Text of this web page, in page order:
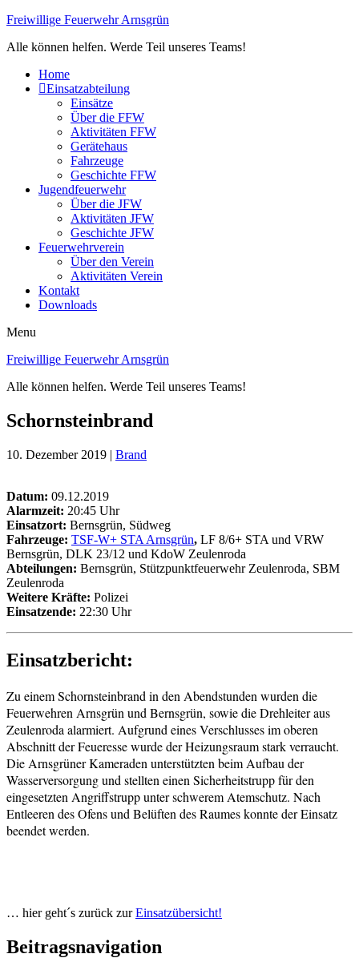
Freiwillige Feuerwehr Arnsgrün
Alle können helfen. Werde Teil unseres Teams!
Home
Einsatzabteilung
Einsätze
Über die FFW
Aktivitäten FFW
Gerätehaus
Fahrzeuge
Geschichte FFW
Jugendfeuerwehr
Über die JFW
Aktivitäten JFW
Geschichte JFW
Feuerwehrverein
Über den Verein
Aktivitäten Verein
Kontakt
Downloads
Menu
Freiwillige Feuerwehr Arnsgrün
Alle können helfen. Werde Teil unseres Teams!
Schornsteinbrand
10. Dezember 2019 | Brand
Datum: 09.12.2019
Alarmzeit: 20:45 Uhr
Einsatzort: Bernsgrün, Südweg
Fahrzeuge: TSF-W+ STA Arnsgrün, LF 8/6+ STA und VRW
Bernsgrün, DLK 23/12 und KdoW Zeulenroda
Abteilungen: Bernsgrün, Stützpunktfeuerwehr Zeulenroda, SBM
Zeulenroda
Weitere Kräfte: Polizei
Einsatzende: 22:30 Uhr
Einsatzbericht:
Zu einem Schornsteinbrand in den Abendstunden wurden die
Feuerwehren Arnsgrün und Bernsgrün, sowie die Drehleiter aus
Zeulenroda alarmiert. Aufgrund eines Verschlusses im oberen
Abschnitt der Feueresse wurde der Heizungsraumstark verraucht.
Die Arnsgrüner Kameraden unterstützten beim Aufbau der
Wasserversorgung und stellten einen Sicherheitstrupp für den
eingesetzten Angriffstrupp unter schwerem Atemschutz. Nach
Entleeren des Ofens und Belüften des Raumes konnte der Einsatz
beendet werden.
… hier geht´s zurück zurEinsatzübersicht!
Beitragsnavigation